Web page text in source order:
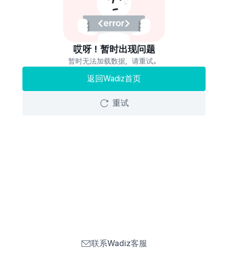
哎呀！暂时出现问题
暂时无法加载数据，请重试。
返回Wadiz首页
重试
联系Wadiz客服